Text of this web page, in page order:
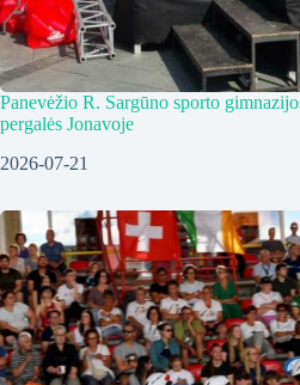
Panevėžio R. Sargūno sporto
pergalės Jonavoje
2026-07-21